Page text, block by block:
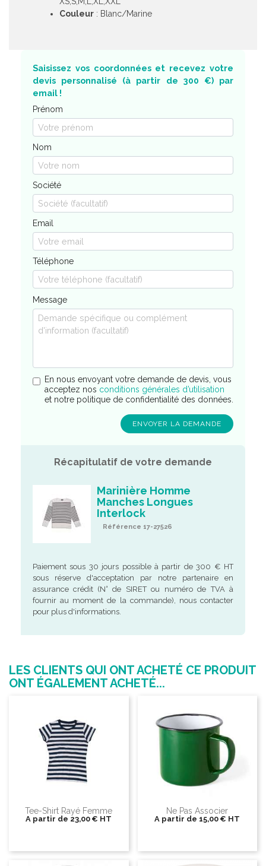
Couleur : Blanc/Marine
Saisissez vos coordonnées et recevez votre
devis personnalisé (à partir de 300 €) par
email !
Prénom
Nom
Société
Email
Téléphone
Message
En nous envoyant votre demande de devis, vous
acceptez nos conditions générales d’utilisation
et notre politique de confidentialité des données.
Récapitulatif de votre demande
Marinière Homme
Manches Longues
Interlock
Référence 17-27526
Paiement sous 30 jours possible à partir de 300 € HT
sous réserve d'acceptation par notre partenaire en
assurance crédit (N° de SIRET ou numéro de TVA à
fournir au moment de la commande), nous contacter
pour plus d'informations.
LES CLIENTS QUI ONT ACHETÉ CE PRODUIT
ONT ÉGALEMENT ACHETÉ...
Tee-Shirt Rayé Femme
A partir de 23,00 € HT
Ne Pas Associer
A partir de 15,00 € HT